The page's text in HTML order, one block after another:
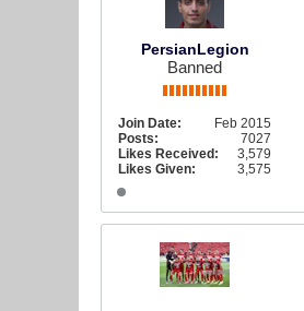
PersianLegion
Banned
Join Date:
Feb 2015
Posts:
7027
Likes Received:
3,579
Likes Given:
3,575